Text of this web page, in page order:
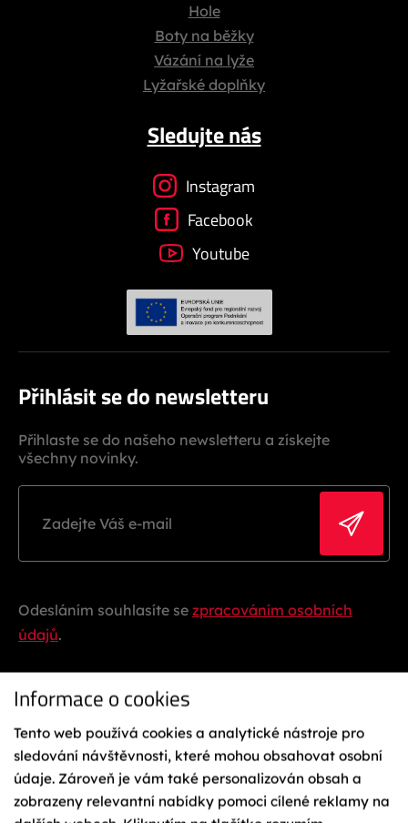
Hole
Boty na běžky
Vázání na lyže
Lyžařské doplňky
Sledujte nás
Instagram
Facebook
Youtube
Přihlásit se do newsletteru
Přihlaste se do našeho newsletteru a získejte
všechny novinky.
Odesláním souhlasíte se zpracováním osobních
údajů.
Ochrana osobních údajů
Informace o cookies
Tento web používá cookies a analytické nástroje pro
sledování návštěvnosti, které mohou obsahovat osobní
údaje. Zároveň je vám také personalizován obsah a
zobrazeny relevantní nabídky pomoci cílené reklamy na